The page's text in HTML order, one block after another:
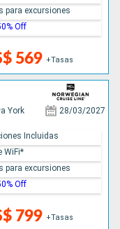
569 +Tasas
para excursiones
Off
York 28/03/2027
799 +Tasas
Incluidas
WiFi*
para excursiones
Off